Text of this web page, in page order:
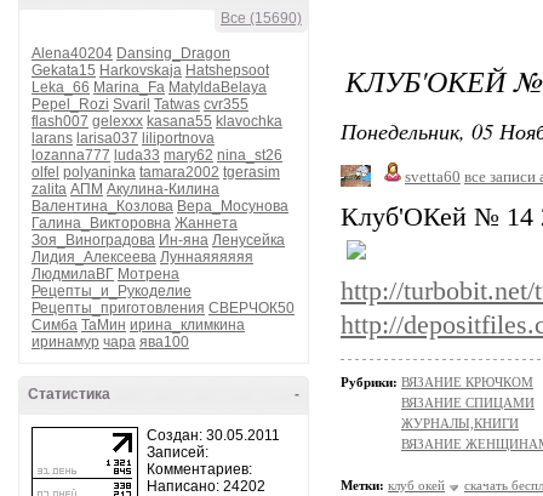
Все (15690)
Alena40204 Dansing_Dragon
Gekata15 Harkovskaja Hatshepsoot
Leka_66 Marina_Fa MatyldaBelaya
Pepel_Rozi Svaril Tatwas cvr355
flash007 gelexxx kasana55 klavochka
larans larisa037 liliportnova
lozanna777 luda33 mary62 nina_st26
olfel polyaninka tamara2002 tgerasim
zalita АПМ Акулина-Килина
Валентина_Козлова Вера_Мосунова
Галина_Викторовна Жаннета
Зоя_Виноградова Ин-яна Ленусейка
Лидия_Алексеева Луннаяяяяяя
ЛюдмилаВГ Мотрена
Рецепты_и_Рукоделие
Рецепты_приготовления СВЕРЧОК50
Симба ТаМин ирина_климкина
иринамур чара ява100
-
Статистика
Создан: 30.05.2011
Записей:
Комментариев:
Написано: 24202
КЛУБ'ОКЕЙ №
Понедельник, 05
svetta60 все записи
Клуб'ОКей № 14
http://
http://
Рубрики: ВЯЗАНИЕ КРЮЧКОМ
ВЯЗАНИЕ СПИЦАМИ
ЖУРНАЛЫ,КНИГИ
ВЯЗАНИЕ
Метки: клуб окей скачать